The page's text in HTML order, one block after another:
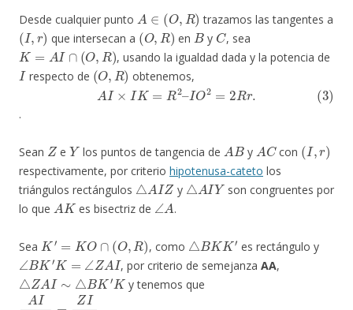
Desde cualquier punto
A O ,R
trazamos las tangentes a
(I,r)
que intersecan a
(O,R)
en
B
y
C
, sea
K= A I ∩(O ,R)
, usando la igualdad dada y la potencia de
I
respecto de
(O,R)
obtenemos,
(3)AI×IK= R2 –
IO2=2Rr.
.
Sean
Z
e
Y
los puntos de tangencia de
A B
y
A C
con
(I,r
respectivamente, por criterio hipotenusa-cateto los
triángulos rectángulos
△AIZ
y
△AIY
son congruentes por
lo que
AK
es bisectriz de
∠A
.
Sea
K′= O∩ (O )
, como
△ BKK′
es rectángulo y
∠BK′K=∠ZAI
, por criterio de semejanzaAA,
△ZAI ∼△ K′K
y tenemos que
IK′K BK